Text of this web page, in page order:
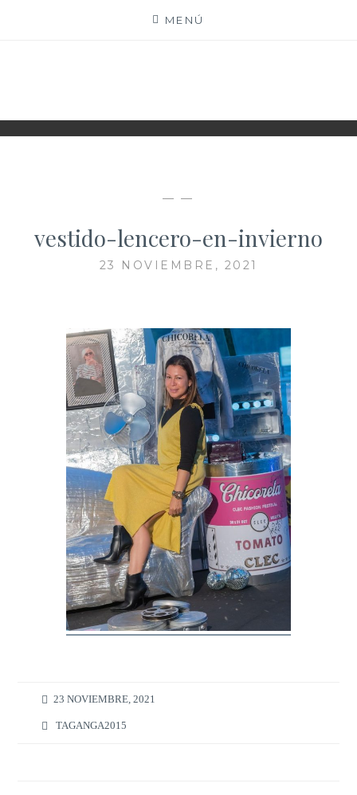
MENÚ
— —
vestido-lencero-en-invierno
23 NOVIEMBRE, 2021
23 NOVIEMBRE, 2021
TAGANGA2015